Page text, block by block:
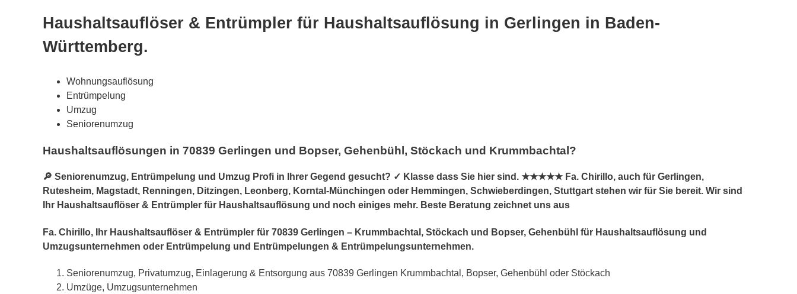
Haushaltsauflöser & Entrümpler für Haushaltsauflösung in Gerlingen in Baden-
Württemberg.
Wohnungsauflösung
Entrümpelung
Umzug
Seniorenumzug
Haushaltsauflösungen in 70839 Gerlingen und Bopser, Gehenbühl, Stöckach und Krummbachtal?
🔎 Seniorenumzug, Entrümpelung und Umzug Profi in Ihrer Gegend gesucht? ✓ Klasse dass Sie hier sind. ★★★★★ Fa. Chirillo, auch für Gerlingen,
Rutesheim, Magstadt, Renningen, Ditzingen, Leonberg, Korntal-Münchingen oder Hemmingen, Schwieberdingen, Stuttgart stehen wir für Sie bereit. Wir sind
Ihr Haushaltsauflöser & Entrümpler für Haushaltsauflösung und noch einiges mehr. Beste Beratung zeichnet uns aus
Fa. Chirillo, Ihr Haushaltsauflöser & Entrümpler für 70839 Gerlingen – Krummbachtal, Stöckach und Bopser, Gehenbühl für Haushaltsauflösung und
Umzugsunternehmen oder Entrümpelung und Entrümpelungen & Entrümpelungsunternehmen.
Seniorenumzug, Privatumzug, Einlagerung & Entsorgung aus 70839 Gerlingen Krummbachtal, Bopser, Gehenbühl oder Stöckach
Umzüge, Umzugsunternehmen